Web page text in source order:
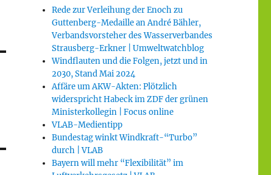
Rede zur Verleihung der Enoch zu
Guttenberg-Medaille an André Bähler,
Verbandsvorsteher des Wasserverbandes
Strausberg-Erkner | Umweltwatchblog
Windflauten und die Folgen, jetzt und in
2030, Stand Mai 2024
Affäre um AKW-Akten: Plötzlich
widerspricht Habeck im ZDF der grünen
Ministerkollegin | Focus online
VLAB-Medientipp
Bundestag winkt Windkraft-“Turbo”
durch | VLAB
Bayern will mehr “Flexibilität” im